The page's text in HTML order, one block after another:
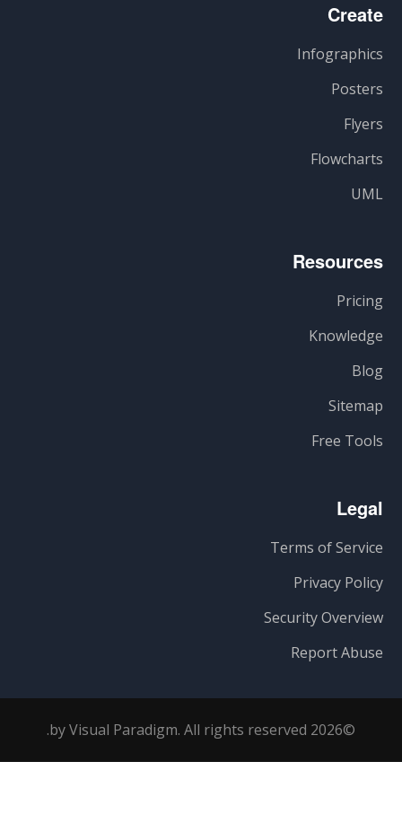
Create
Infographics
Posters
Flyers
Flowcharts
UML
Resources
Pricing
Knowledge
Blog
Sitemap
Free Tools
Legal
Terms of Service
Privacy Policy
Security Overview
Report Abuse
©2026 by Visual Paradigm. All rights reserved.